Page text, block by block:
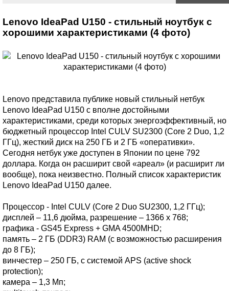
Lenovo IdeaPad U150 - стильный ноутбук с
хорошими характеристиками (4 фото)
Lenovo представила публике новый стильный нетбук
Lenovo IdeaPad U150 с вполне достойными
характеристиками, среди которых энергоэффективный, но
бюджетный процессор Intel CULV SU2300 (Core 2 Duo, 1,2
ГГц), жесткий диск на 250 ГБ и 2 ГБ «оперативки».
Сегодня нетбук уже доступен в Японии по цене 792
доллара. Когда он расширит свой «ареал» (и расширит ли
вообще), пока неизвестно. Полный список характеристик
Lenovo IdeaPad U150 далее.
Процессор - Intel CULV (Core 2 Duo SU2300, 1,2 ГГц);
дисплей – 11,6 дюйма, разрешение – 1366 x 768;
графика - GS45 Express + GMA 4500MHD;
память – 2 ГБ (DDR3) RAM (с возможностью расширения
до 8 ГБ);
винчестер – 250 ГБ, с системой APS (active shock
protection);
камера – 1,3 Мп;